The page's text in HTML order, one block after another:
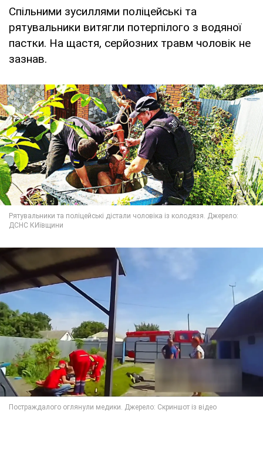
Спільними зусиллями поліцейські та
рятувальники витягли потерпілого з водяної
пастки. На щастя, серйозних травм чоловік не
зазнав.